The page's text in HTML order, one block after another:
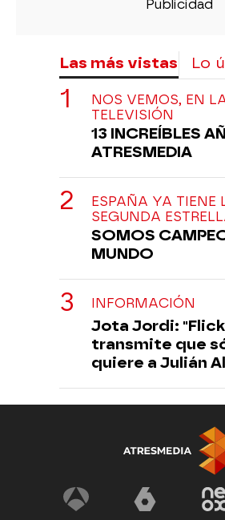
Las más vistas Lo
NOS VEMOS, EN
TELEVISIÓN
13 INCREÍBLES
ATRESMEDIA
ESPAÑA YA TIENE
SEGUNDA
SOMOS
MUNDO
INFORMACIÓN
Jota Jordi: "Flick
transmite que
quiere a Julián